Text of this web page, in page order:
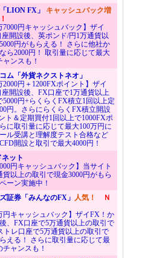
LION FX」 キャッシュバック増
7000円キャッシュバック】ザイ
開設後、英ポンド/円1万通貨以
円がもらえる！ さらに他社か
ら2000円！ 取引量に応じて最大
ャンスも！
ム「外貨ネクストネオ」
2000円＋1200FXポイント】ザイ
開設後、FX口座で1万通貨以上
5000円+らくらくFX積立1回以上定
円。さらにらくらくFX積立開設
ト＆定期買付1回以上で1000FXポ
に取引量に応じて最大100万円に
ル受講と理解度テスト合格など
開設と取引で最大4000円！
ット
円キャッシュバック】当サイト
貨以上の取引で現金3000円がもら
ーン実施中！
証券「みんなのFX」 人気！
Ｎ
円キャッシュバック】ザイFX！か
、FX口座で5万通貨以上の取引で
トレ口座で5万通貨以上の取引で
える！ さらに取引量に応じて最
チャンスも！